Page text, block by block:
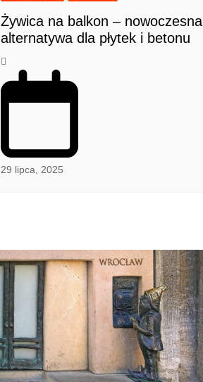
Żywica na balkon – nowoczesna
alternatywa dla płytek i betonu
29 lipca, 2025